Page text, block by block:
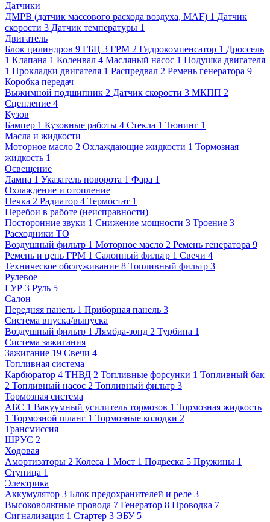
Датчики
ДМРВ (датчик массового расхода воздуха, MAF) 1 Датчик
скорости 3 Датчик температуры 1
Двигатель
Блок цилиндров 9 ГБЦ 3 ГРМ 2 Гидрокомпенсатор 1 Дроссель
1 Клапана 1 Коленвал 4 Масляный насос 1 Подушка двигателя
1 Прокладки двигателя 1 Распредвал 2 Ремень генератора 9
Коробка передач
Выжимной подшипник 2 Датчик скорости 3 МКПП 2
Сцепление 4
Кузов
Бампер 1 Кузовные работы 4 Стекла 1 Тюнинг 1
Масла и жидкости
Моторное масло 2 Охлаждающие жидкости 1 Тормозная
жидкость 1
Освещение
Лампа 1 Указатель поворота 1 Фара 1
Охлаждение и отопление
Печка 2 Радиатор 4 Термостат 1
Перебои в работе (неисправности)
Посторонние звуки 1 Снижение мощности 3 Троение 3
Расходники ТО
Воздушный фильтр 1 Моторное масло 2 Ремень генератора 9
Ремень и цепь ГРМ 1 Салонный фильтр 1 Свечи 4
Техническое обслуживание 8 Топливный фильтр 3
Рулевое
ГУР 3 Руль 5
Салон
Передняя панель 1 Приборная панель 3
Система впуска/выпуска
Воздушный фильтр 1 Лямбда-зонд 2 Турбина 1
Система зажигания
Зажигание 19 Свечи 4
Топливная система
Карбюратор 4 ТНВД 2 Топливные форсунки 1 Топливный бак
2 Топливный насос 2 Топливный фильтр 3
Тормозная система
АБС 1 Вакуумный усилитель тормозов 1 Тормозная жидкость
1 Тормозной шланг 1 Тормозные колодки 2
Трансмиссия
ШРУС 2
Ходовая
Амортизаторы 2 Колеса 1 Мост 1 Подвеска 5 Пружины 1
Ступица 1
Электрика
Аккумулятор 3 Блок предохранителей и реле 3
Высоковольтные провода 7 Генератор 8 Проводка 7
Сигнализация 1 Стартер 3 ЭБУ 5